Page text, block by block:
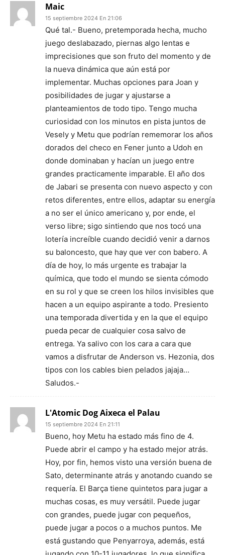
Maic
15 septiembre 2024 En 21:06
Qué tal.- Bueno, pretemporada hecha, mucho
juego deslabazado, piernas algo lentas e
imprecisiones que son fruto del momento y de
la nueva dinámica que aún está por
implementar. Muchas opciones para Joan y
posibilidades de jugar y ajustarse a
planteamientos de todo tipo. Tengo mucha
curiosidad con los minutos en pista juntos de
Vesely y Metu que podrían rememorar los años
dorados del checo en Fener junto a Udoh en
donde dominaban y hacían un juego entre
grandes practicamente imparable. El año dos
de Jabari se presenta con nuevo aspecto y con
retos diferentes, entre ellos, adaptar su energía
a no ser el único americano y, por ende, el
verso libre; sigo sintiendo que nos tocó una
lotería increíble cuando decidió venir a darnos
su baloncesto, que hay que ver con babero. A
día de hoy, lo más urgente es trabajar la
química, que todo el mundo se sienta cómodo
en su rol y que se creen los hilos invisibles que
hacen a un equipo aspirante a todo. Presiento
una temporada divertida y en la que el equipo
pueda pecar de cualquier cosa salvo de
entrega. Ya salivo con los cara a cara que
vamos a disfrutar de Anderson vs. Hezonia, dos
tipos con los cables bien pelados jajaja…
Saludos.-
L'Atomic Dog Aixeca el Palau
15 septiembre 2024 En 21:11
Bueno, hoy Metu ha estado más fino de 4.
Puede abrir el campo y ha estado mejor atrás.
Hoy, por fin, hemos visto una versión buena de
Sato, determinante atrás y anotando cuando se
requería. El Barça tiene quintetos para jugar a
muchas cosas, es muy versátil. Puede jugar
con grandes, puede jugar con pequeños,
puede jugar a pocos o a muchos puntos. Me
está gustando que Penyarroya, además, está